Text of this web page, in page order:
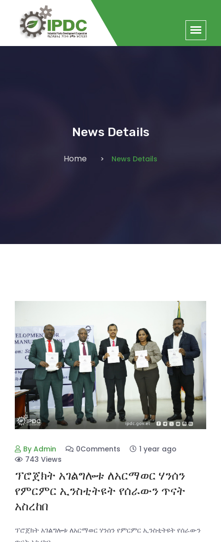
News Details
Home News Details
By Admin 0Comments
1 year ago
743 Views
ፕሮጀክት አገልግሎቱ ለአርማወር ሃንሰን
የምርምር ኢንስቲትዩት የሰራውን ጥናት
አስረከበ
ፕሮጀክት አገልግሎቱ ለአርማወር ሃንሰን የምርምር ኢንስቲትዩት የሰራውን